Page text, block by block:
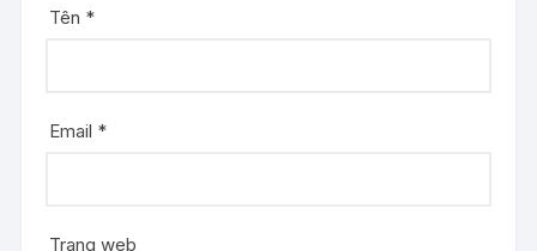
Tên *
Email *
Trang web